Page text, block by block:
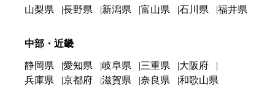
山梨県 長野県 新潟県 富山県 石川県 福井県
中部・近畿
静岡県 愛知県 岐阜県 三重県
大阪府
兵庫県
京都府 滋賀県 奈良県 和歌山県